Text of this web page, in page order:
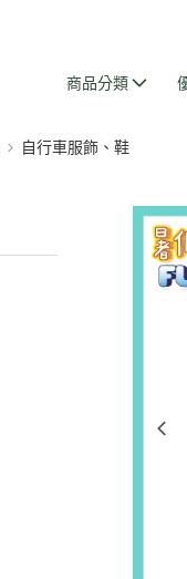
商品分類
自行車服飾、鞋